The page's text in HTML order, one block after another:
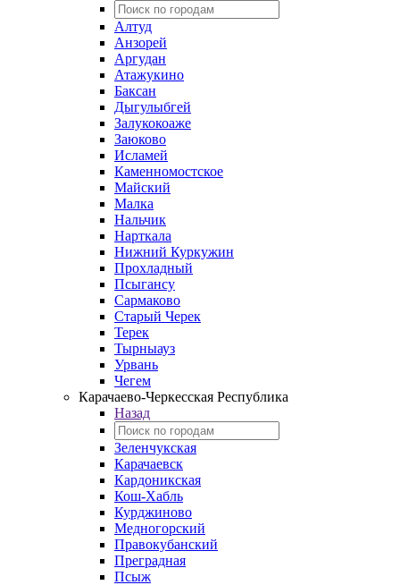
Алтуд
Анзорей
Аргудан
Атажукино
Баксан
Дыгулыбгей
Залукокоаже
Заюково
Исламей
Каменномостское
Майский
Малка
Нальчик
Нарткала
Нижний Куркужин
Прохладный
Псыгансу
Сармаково
Старый Черек
Терек
Тырныауз
Урвань
Чегем
Карачаево-Черкесская Республика
Назад
Зеленчукская
Карачаевск
Кардоникская
Кош-Хабль
Курджиново
Медногорский
Правокубанский
Преградная
Псыж